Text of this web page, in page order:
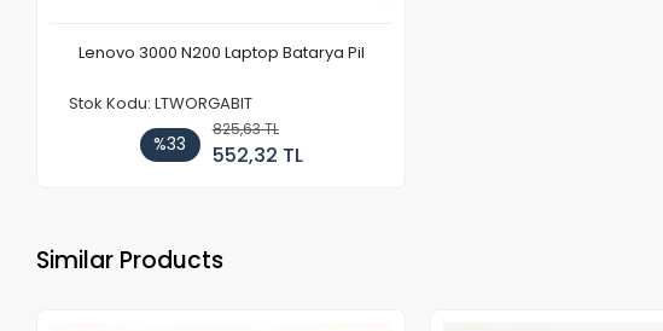
Lenovo 3000 N200 Laptop Batarya Pil
Stok Kodu: LTWORGABIT
%33
825,63 TL
552,32 TL
Similar Products